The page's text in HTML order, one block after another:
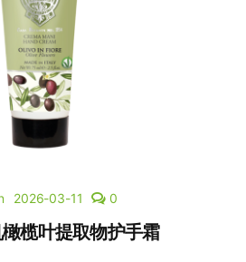
2026-03-11 0
榄叶提取物护手霜